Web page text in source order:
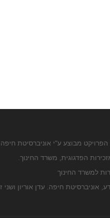
מבוצע ע"י אוניברסיטת חיפה
למשרד החינוך
חיפה. עדן אוריון ושני